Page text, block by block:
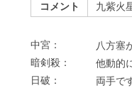
コメント 九紫火
中宮：
⼋⽅塞
暗剣殺：
他動的
⽇破：
両⼿で